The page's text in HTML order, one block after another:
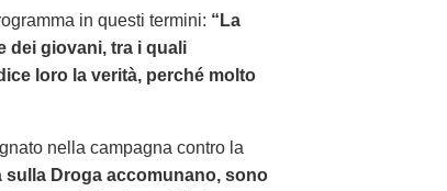
in questi termini: “La
dei giovani, tra i quali
loro la verità, perché molto
nella campagna contro la
sulla Droga accomunano, sono